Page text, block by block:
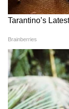
Baramati
हादसा